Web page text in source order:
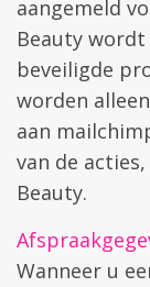
aangemeld
Beauty
beveiligde
worden
aan
van de
Beauty.
Wanneer u